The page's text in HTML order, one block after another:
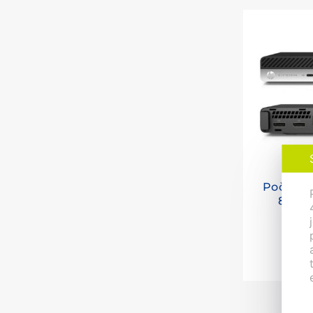
Počítač
800
8